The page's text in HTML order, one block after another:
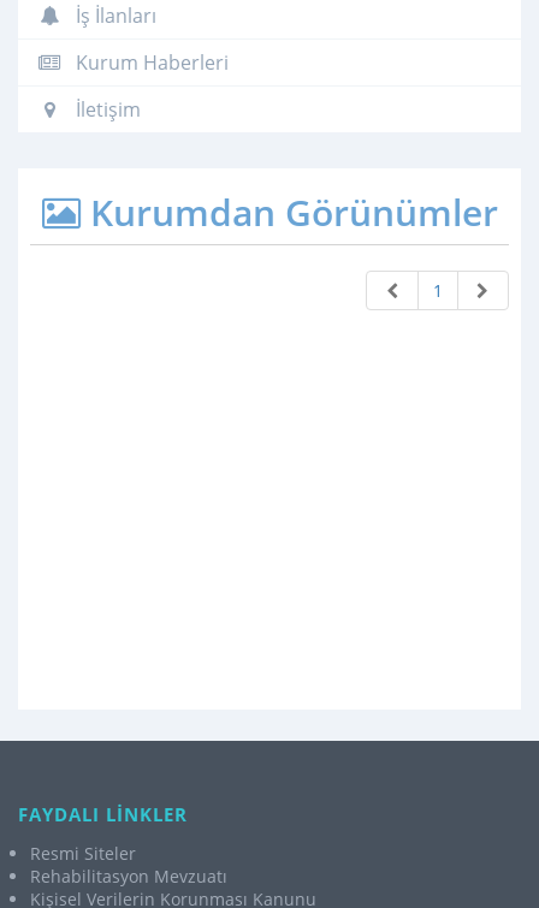
İş İlanları
Kurum Haberleri
İletişim
Kurumdan Görünümler
1
FAYDALI LİNKLER
Resmi Siteler
Rehabilitasyon Mevzuatı
Kişisel Verilerin Korunması Kanunu